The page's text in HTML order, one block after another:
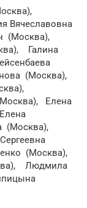
Вячеславовна
(Москва),
Галина
(Москва),
Елена
(Москва),
(Москва),
Людмила